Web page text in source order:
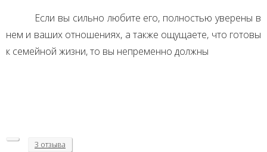
Если вы сильно любите его, полностью уверены в
нем и ваших отношениях, а также ощущаете, что готовы
к семейной жизни, то вы непременно должны
3 отзыва